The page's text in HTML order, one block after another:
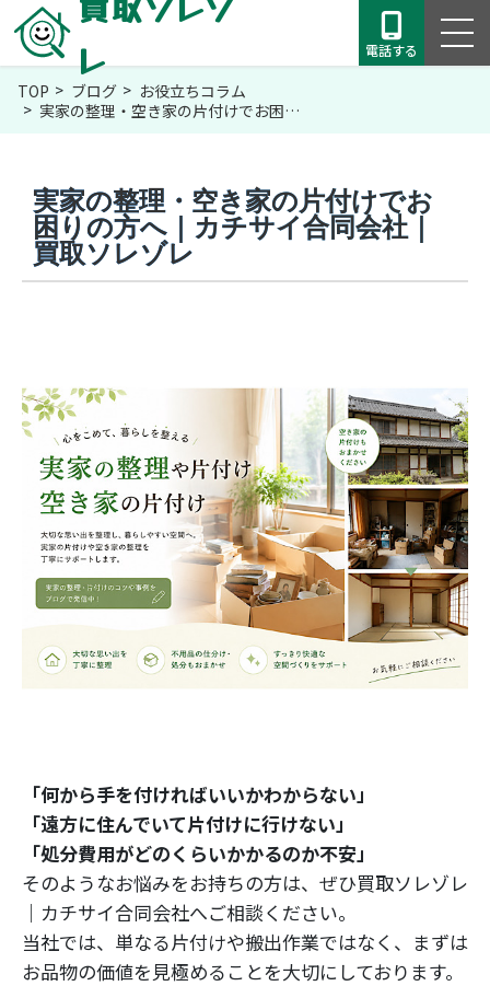
レ
TOP ブログ
お役立ちコラム
実家の整理・空き家の片付けでお困…
実家の整理・空き家の片付けでお
困りの方へ｜カチサイ合同会社｜
買取ソレゾレ
「何から手を付ければいいかわからない」
「遠方に住んでいて片付けに行けない」
「処分費用がどのくらいかかるのか不安」
そのようなお悩みをお持ちの方は、ぜひ買取ソレゾレ
｜カチサイ合同会社へご相談ください。
当社では、単なる片付けや搬出作業ではなく、まずは
お品物の価値を見極めることを大切にしております。
電話する